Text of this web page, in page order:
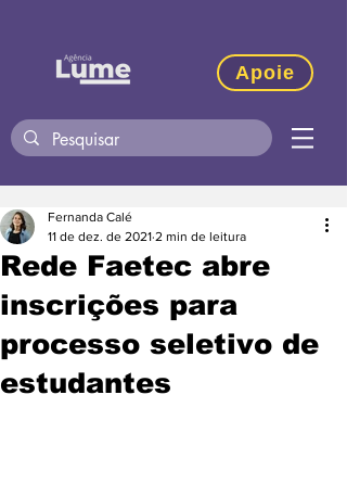
Apoie
Rede Faetec abre
inscrições para
processo seletivo de
estudantes
Fernanda Calé
11 de dez. de 2021 2 min de leitura